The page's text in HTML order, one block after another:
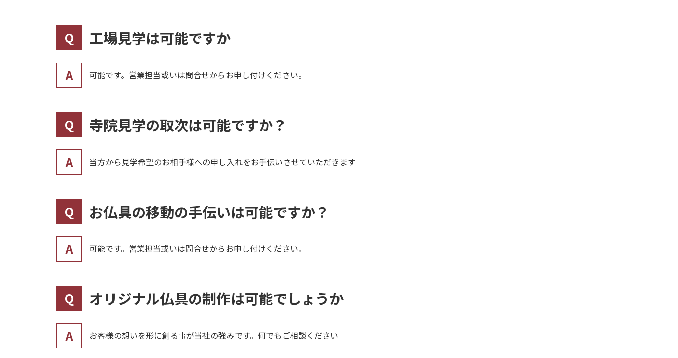
Q 工場見学は可能ですか
A 可能です。営業担当或いは問合せからお申し付けください。
Q 寺院見学の取次は可能ですか？
A 当方から見学希望のお相手様への申し入れをお手伝いさせていただきます
Q お仏具の移動の手伝いは可能ですか？
A 可能です。営業担当或いは問合せからお申し付けください。
Q オリジナル仏具の制作は可能でしょうか
A お客様の想いを形に創る事が当社の強みです。何でもご相談ください